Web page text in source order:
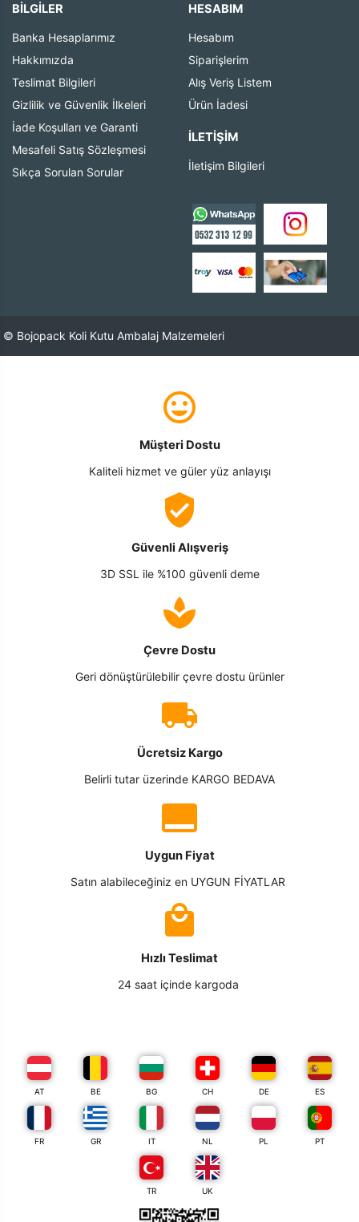
BİLGİLER
Banka Hesaplarımız
Hakkımızda
Teslimat Bilgileri
Gizlilik ve Güvenlik İlkeleri
İade Koşulları ve Garanti
Mesafeli Satış Sözleşmesi
Sıkça Sorulan Sorular
HESABIM
Hesabım
Siparişlerim
Alış Veriş Listem
Ürün İadesi
İLETIŞIM
İletişim Bilgileri
© Bojopack Koli Kutu Ambalaj Malzemeleri
Müşteri Dostu
Kaliteli hizmet ve güler yüz anlayışı
Güvenli Alışveriş
3D SSL ile %100 güvenli deme
Çevre Dostu
Geri dönüştürülebilir çevre dostu ürünler
Ücretsiz Kargo
Belirli tutar üzerinde KARGO BEDAVA
Uygun Fiyat
Satın alabileceğiniz en UYGUN FİYATLAR
Hızlı Teslimat
24 saat içinde kargoda
AT BE BG CH DE ES
FR GR IT NL PL PT
TR UK